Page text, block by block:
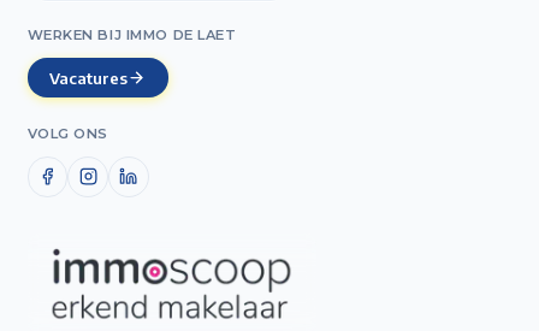
WERKEN BIJ IMMO DE LAET
Vacatures
VOLG ONS